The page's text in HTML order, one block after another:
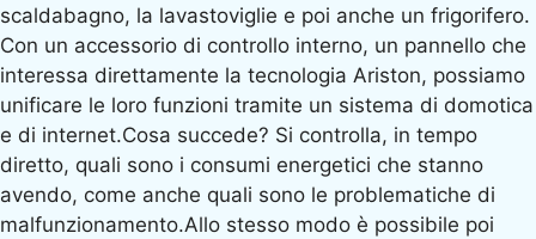
scaldabagno, la lavastoviglie e poi anche un frigorifero.
Con un accessorio di controllo interno, un pannello che
interessa direttamente la tecnologia Ariston, possiamo
unificare le loro funzioni tramite un sistema di domotica
e di internet.Cosa succede? Si controlla, in tempo
diretto, quali sono i consumi energetici che stanno
avendo, come anche quali sono le problematiche di
malfunzionamento.Allo stesso modo è possibile poi